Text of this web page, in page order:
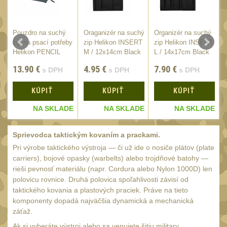
200 - 500 lm
Nad 2000 lm
Speciální svítilny
Lovecké svítilny 1
Policejní svítilny
Vyhledávací svítilny 5
Čelové svetlá -
čelovky4
Svítilny pro
Pouzdro na suchý
zip na psací potřeby
Helikon PENCIL
13.90 € s DPH
KÚPIŤ
NA SKLADE
Oraganizér na suchý
zip Helikon INSERT
M / 12x14cm Black
4.95 € s DPH
KÚPIŤ
NA SKLADE
Organizér na suchý
zip Helikon INSERT
L / 14x17cm Black
7.90 € s DPH
KÚPIŤ
NA SKLADE
Sprievodca taktickým kovaním a prackami.
Pri výrobe taktického výstroja — či už ide o nosiče plátov (plate
carriers), bojové opasky (warbelts) alebo trojdňové batohy —
rieši pevnosť materiálu (napr. Cordura alebo Nylon 1000D) len
polovicu rovnice. Druhá polovica spoľahlivosti závisí od
taktického kovania a plastových praciek. Práve na tieto
komponenty dopadá najväčšia dynamická a mechanická
záťaž.